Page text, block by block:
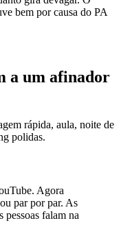
bem por causa do PA
a um afinador
rápida, aula, noite de
polidas.
Agora
par por par. As
pessoas falam na